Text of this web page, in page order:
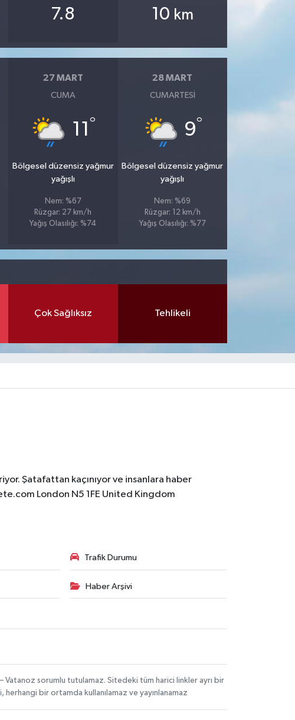
7.8 10 km
27 MART
CUMA
11 °
Bölgesel düzensiz yağmur
yağışlı
Nem: %67
Rüzgar: 27 km/h
Yağış Olasılığı: %74
28 MART
CUMARTESI
9°
Bölgesel düzensiz yağmur
yağışlı
Nem: %69
Rüzgar: 12 km/h
Yağış Olasılığı: %77
Çok Sağlıksız Tehlikeli
Şatafattan kaçınıyor ve insanlara haber
London N5 1FE United Kingdom
Trafik Durumu
Haber Arşivi
Vatanoz sorumlu tutulamaz. Sitedeki tüm harici linkler ayrı bir
herhangi bir ortamda kullanılamaz ve yayınlanamaz